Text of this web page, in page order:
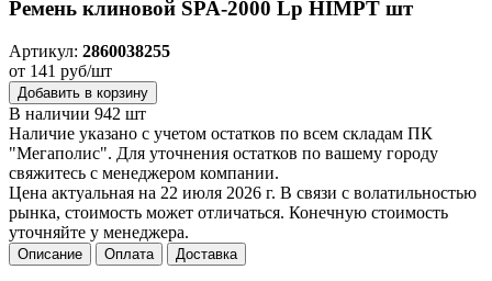
Ремень клиновой SPA-2000 Lp HIMPT шт
Артикул: 2860038255
от 141 руб/шт
Добавить в корзину
В наличии 942 шт
Наличие указано с учетом остатков по всем складам ПК
"Мегаполис". Для уточнения остатков по вашему городу
свяжитесь с менеджером компании.
Цена актуальная на 22 июля 2026 г. В связи с волатильностью
рынка, стоимость может отличаться. Конечную стоимость
уточняйте у менеджера.
Описание Оплата Доставка